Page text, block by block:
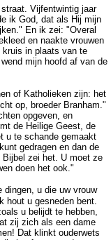
Vijfentwintig jaar
ik God, dat als Hij mijn
En ik zei: "Overal
en naakte vrouwen
kruis in plaats van te
mijn hoofd af van de
of Katholieken zijn: het
op, broeder Branham."
opgeven, en
de Heilige Geest, de
u te schande gemaakt
gedragen en dan de
Bijbel zei het. U moet ze
doen het ook."
dingen, u die uw vrouw
hout u gesneden bent.
u belijdt te hebben,
zij zich als een dame
Dat klinkt ouderwets